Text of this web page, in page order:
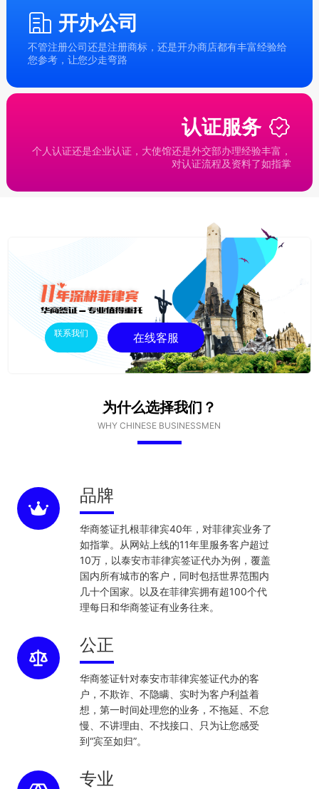
开办公司
不管注册公司还是注册商标，还是开办商店都有丰富经验给
您参考，让您少走弯路
认证服务
个人认证还是企业认证，大使馆还是外交部办理经验丰富，
对认证流程及资料了如指掌
联系我们 在线客服
为什么选择我们？
WHY CHINESE BUSINESSMEN
品牌
华商签证扎根菲律宾40年，对菲律宾业务了
如指掌。从网站上线的11年里服务客户超过
10万，以泰安市菲律宾签证代办为例，覆盖
国内所有城市的客户，同时包括世界范围内
几十个国家。以及在菲律宾拥有超100个代
理每日和华商签证有业务往来。
公正
华商签证针对泰安市菲律宾签证代办的客
户，不欺诈、不隐瞒、实时为客户利益着
想，第一时间处理您的业务，不拖延、不怠
慢、不讲理由、不找接口、只为让您感受
到“宾至如归”。
专业